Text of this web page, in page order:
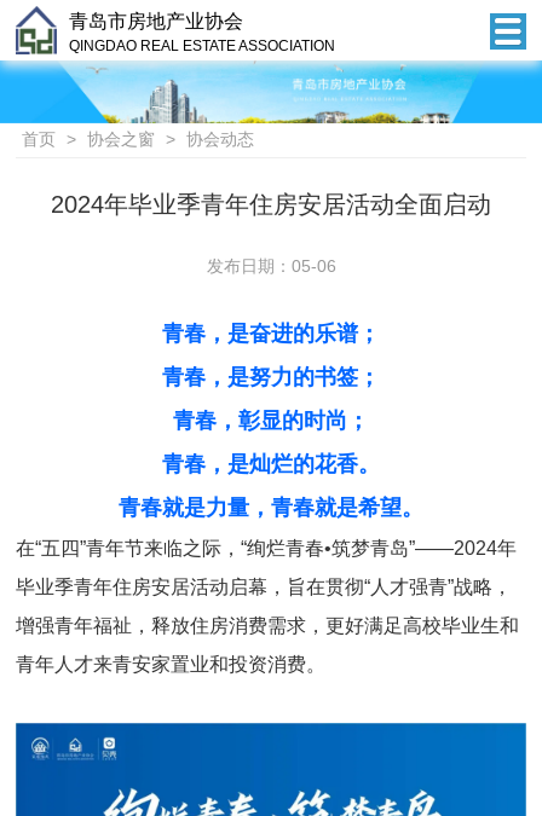
青岛市房地产业协会
QINGDAO REAL ESTATE ASSOCIATION
首页 > 协会之窗 > 协会动态
2024年毕业季青年住房安居活动全面启动
发布日期：05-06
青春，是奋进的乐谱；
青春，是努力的书签；
青春，彰显的时尚；
青春，是灿烂的花香。
青春就是力量，青春就是希望。
在“五四”青年节来临之际，“绚烂青春•筑梦青岛”——2024年
毕业季青年住房安居活动启幕，旨在贯彻“人才强青”战略，
增强青年福祉，释放住房消费需求，更好满足高校毕业生和
青年人才来青安家置业和投资消费。